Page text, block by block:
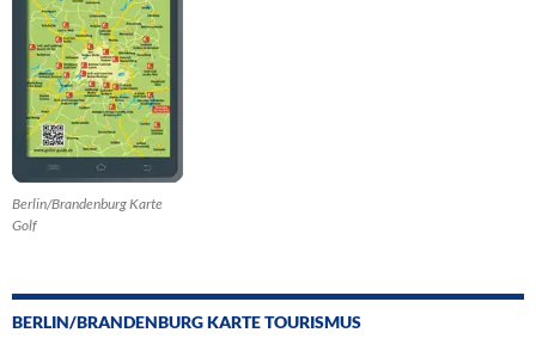
Berlin/Brandenburg Karte
Golf
BERLIN/BRANDENBURG KARTE TOURISMUS